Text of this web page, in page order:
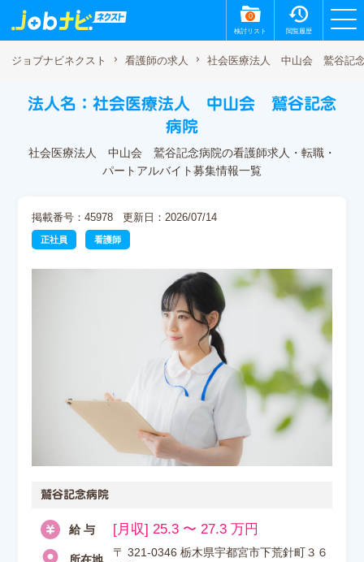
0
検討リスト 閲覧履歴
ジョブナビネクスト 看護師の求人 社会医療法人 中山会 鷲谷記
法人名：社会医療法人 中山会 鷲谷記念
病院
社会医療法人 中山会 鷲谷記念病院の看護師求人・転職・
パートアルバイト募集情報一覧
掲載番号：45978 更新日：2026/07/14
正社員 看護師
鷲谷記念病院
給 与 [月収] 25.3 〜 27.3 万円
〒 321-0346 栃木県宇都宮市下荒針町３６